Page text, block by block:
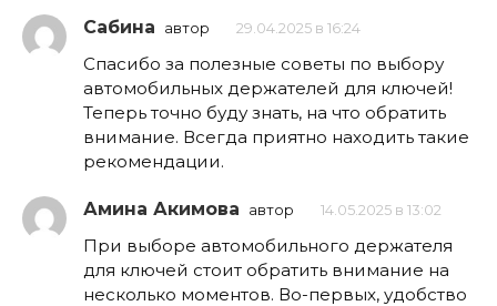
Сабина автор 29.04.2025 в 16:24
Спасибо за полезные советы по выбору
автомобильных держателей для ключей!
Теперь точно буду знать, на что обратить
внимание. Всегда приятно находить такие
рекомендации.
Амина Акимова автор 14.05.2025 в 13:02
При выборе автомобильного держателя
для ключей стоит обратить внимание на
несколько моментов. Во-первых, удобство